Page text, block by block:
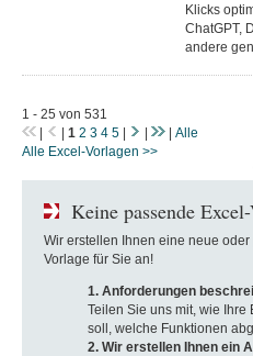
Klicks
ChatGPT,
andere
1 - 25 von 531
1 2 3 4 5
Alle
Alle Excel-Vorlagen >>
Keine passende
Wir erstellen Ihnen eine neue
Vorlage für Sie an!
1. Anforderungen
Teilen Sie uns mit, wie Ihre
soll, welche Funktionen
2. Wir erstellen Ihnen ein